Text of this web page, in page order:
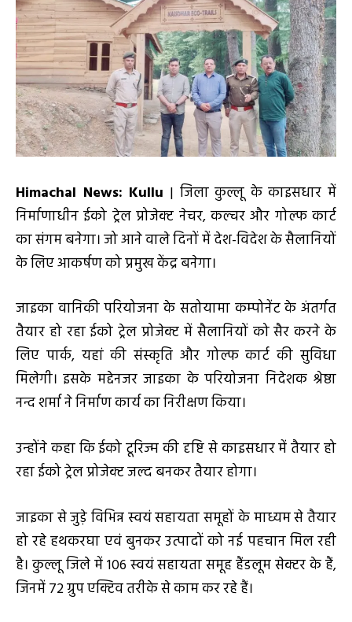
Himachal News: Kullu | जिला कुल्लू के काइसधार में
निर्माणाधीन ईको ट्रेल प्रोजेक्ट नेचर, कल्चर और गोल्फ कार्ट
का संगम बनेगा। जो आने वाले दिनों में देश-विदेश के सैलानियों
के लिए आकर्षण को प्रमुख केंद्र बनेगा।
जाइका वानिकी परियोजना के सतोयामा कम्पोनेंट के अंतर्गत
तैयार हो रहा ईको ट्रेल प्रोजेक्ट में सैलानियों को सैर करने के
लिए पार्क, यहां की संस्कृति और गोल्फ कार्ट की सुविधा
मिलेगी। इसके मद्देनजर जाइका के परियोजना निदेशक श्रेष्ठा
नन्द शर्मा ने निर्माण कार्य का निरीक्षण किया।
उन्होंने कहा कि ईको टूरिज्म की दृष्टि से काइसधार में तैयार हो
रहा ईको ट्रेल प्रोजेक्ट जल्द बनकर तैयार होगा।
जाइका से जुड़े विभिन्न स्वयं सहायता समूहों के माध्यम से तैयार
हो रहे हथकरघा एवं बुनकर उत्पादों को नई पहचान मिल रही
है। कुल्लू जिले में 106 स्वयं सहायता समूह हैंडलूम सेक्टर के हैं,
जिनमें 72 ग्रुप एक्टिव तरीके से काम कर रहे हैं।